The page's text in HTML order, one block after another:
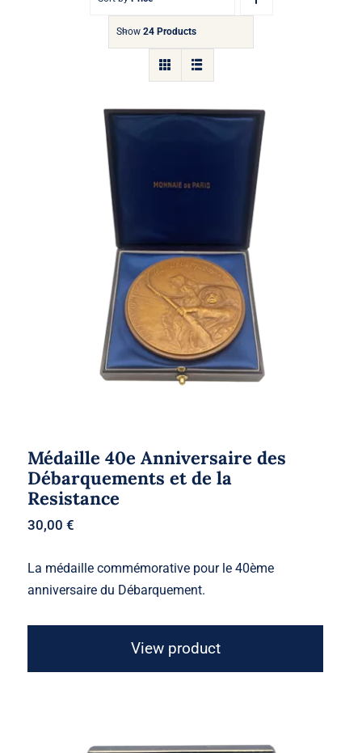
Show 24 Products
Médaille 40e Anniversaire des
Débarquements et de la Resistance
Médaille 40e Anniversaire des
Débarquements et de la
Resistance
30,00€
La médaille commémorative pour le 40ème
anniversaire du Débarquement.
View product